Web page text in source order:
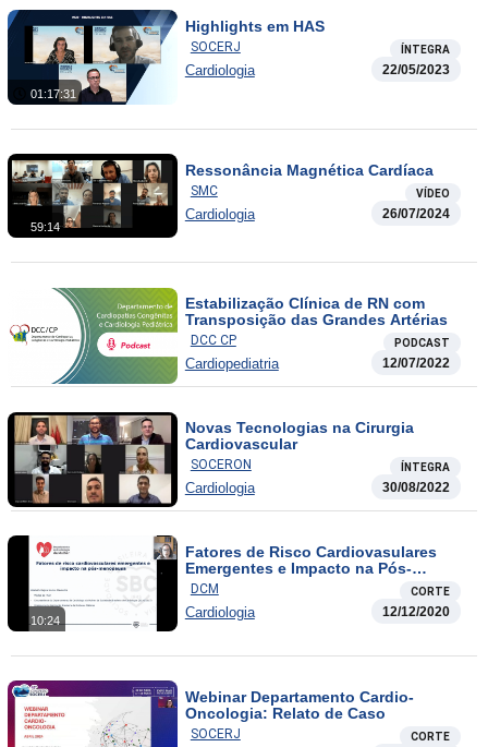
01:17:31
Highlights em HAS
SOCERJ ÍNTEGRA
Cardiologia 22/05/2023
59:14
Ressonância Magnética Cardíaca
SMC VÍDEO
Cardiologia 26/07/2024
Estabilização Clínica de RN com
Transposição das Grandes Artérias
DCC CP PODCAST
Cardiopediatria 12/07/2022
Novas Tecnologias na Cirurgia
Cardiovascular
SOCERON ÍNTEGRA
Cardiologia 30/08/2022
10:24
Fatores de Risco Cardiovasulares
Emergentes e Impacto na Pós-
Menopausa
DCM CORTE
Cardiologia 12/12/2020
Webinar Departamento Cardio-
Oncologia: Relato de Caso
SOCERJ CORTE